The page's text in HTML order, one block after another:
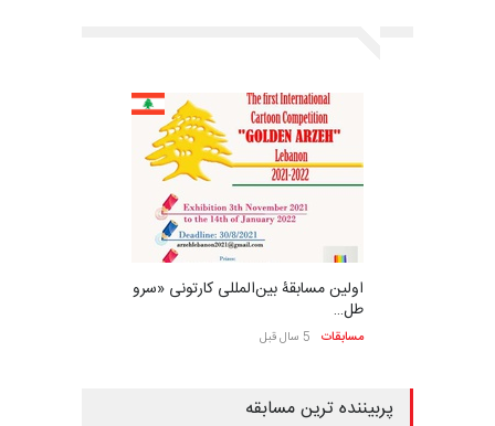
اولین مسابقۀ بین‌المللی کارتونی «سرو
طل…
مسابقات 5 سال قبل
پربیننده ترین مسابقه